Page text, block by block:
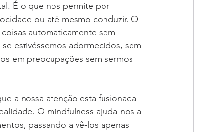
É o que nos permite por
ou até mesmo conduzir. O
automaticamente sem
estivéssemos adormecidos, sem
em preocupações sem sermos
a nossa atenção esta fusionada
O mindfulness ajuda-nos a
passando a vê-los apenas